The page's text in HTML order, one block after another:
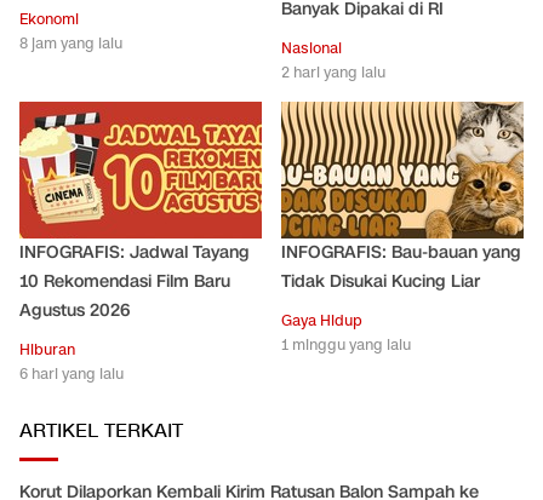
Ekonomi
8 jam yang lalu
Banyak Dipakai di RI
Nasional
2 hari yang lalu
INFOGRAFIS: Jadwal Tayang
10 Rekomendasi Film Baru
Agustus 2026
Hiburan
6 hari yang lalu
INFOGRAFIS: Bau-bauan yang
Tidak Disukai Kucing Liar
Gaya Hidup
1 minggu yang lalu
ARTIKEL TERKAIT
Korut Dilaporkan Kembali Kirim Ratusan Balon Sampah ke